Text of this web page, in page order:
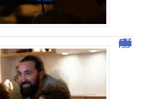
Découvrez Domgrav : la nouvelle plateforme de streaming